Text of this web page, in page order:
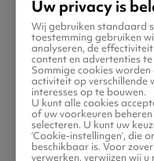
Zenobia-
Het Zenobia-
beroemdste
Zweedse veerboot
Uw privacy is
Wij gebruiken standaard
toestemming gebruiken
analyseren, de
content en advertenties
Sommige cookies
activiteit op verschillende
interesses op te bouwen.
U kunt alle cookies
of uw voorkeuren
selecteren. U kunt uw
‘Cookie-instellingen’, die
beschikbaar is. Voor
verwerken, verwijzen wij u